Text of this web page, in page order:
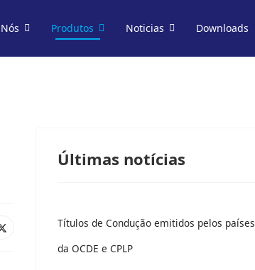
Nós Produtos Noticias Downloads
Últimas notícias
Títulos de Condução emitidos pelos países
da OCDE e CPLP